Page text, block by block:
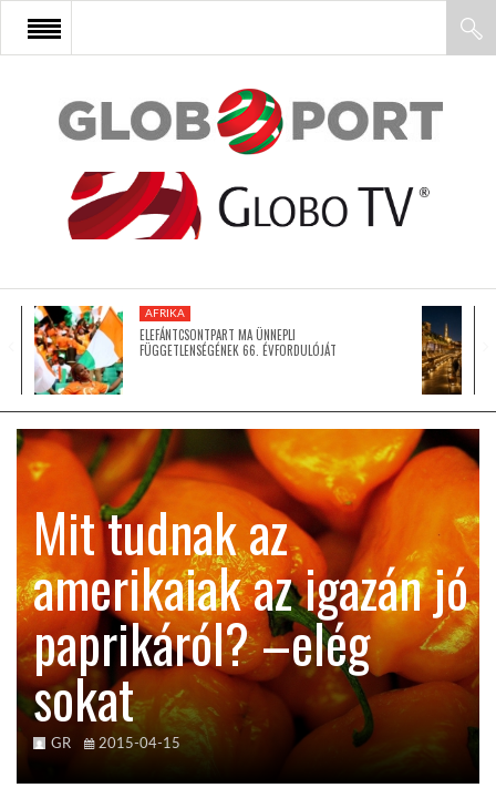
FŐOLDAL
AFRIKA
ÁZSIA
LATIN-AMERIKA
KÖZEL-KELET
AUSZTRÁLIA
A VILÁG ITTHON
AFRIKA
ELEFÁNTCSONTPART MA ÜNNEPLI
FÜGGETLENSÉGÉNEK 66. ÉVFORDULÓJÁT
Mit tudnak az
amerikaiak az igazán jó
paprikáról? –elég
sokat
GR 2015-04-15